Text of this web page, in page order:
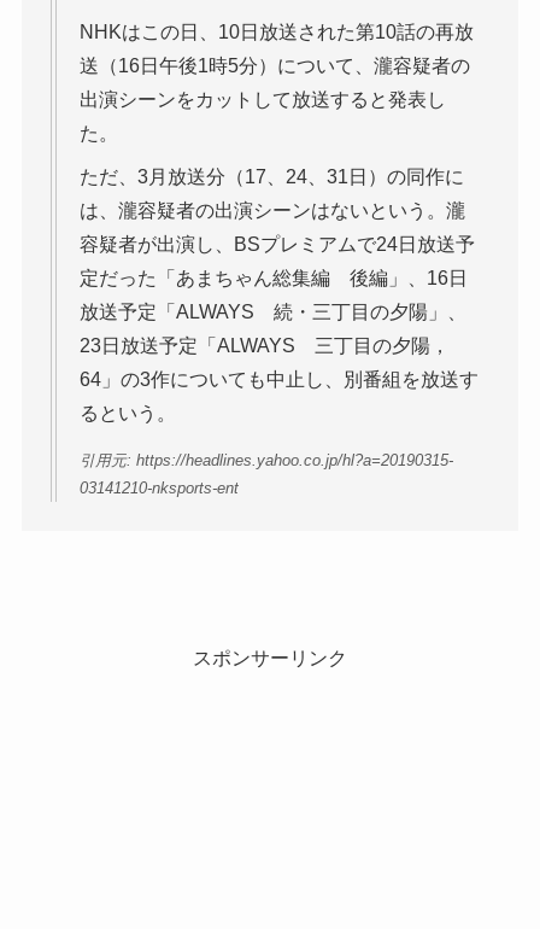
NHKはこの日、10日放送された第10話の再放
送（16日午後1時5分）について、瀧容疑者の
出演シーンをカットして放送すると発表し
た。
ただ、3月放送分（17、24、31日）の同作に
は、瀧容疑者の出演シーンはないという。瀧
容疑者が出演し、BSプレミアムで24日放送予
定だった「あまちゃん総集編 後編」、16日
放送予定「ALWAYS 続・三丁目の夕陽」、
23日放送予定「ALWAYS 三丁目の夕陽，
64」の3作についても中止し、別番組を放送す
るという。
引用元: https://headlines.yahoo.co.jp/hl?a=20190315-
03141210-nksports-ent
スポンサーリンク